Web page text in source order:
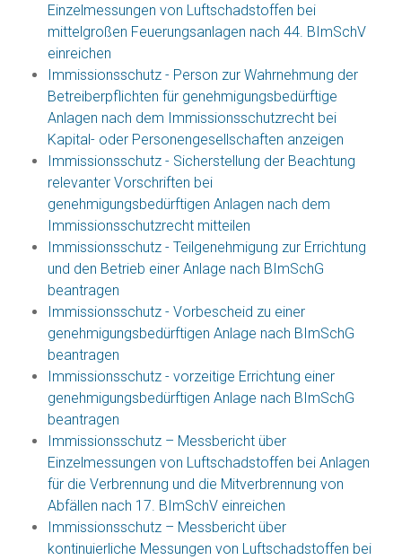
Einzelmessungen von Luftschadstoffen bei
mittelgroßen Feuerungsanlagen nach 44. BImSchV
einreichen
Immissionsschutz - Person zur Wahrnehmung der
Betreiberpflichten für genehmigungsbedürftige
Anlagen nach dem Immissionsschutzrecht bei
Kapital- oder Personengesellschaften anzeigen
Immissionsschutz - Sicherstellung der Beachtung
relevanter Vorschriften bei
genehmigungsbedürftigen Anlagen nach dem
Immissionsschutzrecht mitteilen
Immissionsschutz - Teilgenehmigung zur Errichtung
und den Betrieb einer Anlage nach BImSchG
beantragen
Immissionsschutz - Vorbescheid zu einer
genehmigungsbedürftigen Anlage nach BImSchG
beantragen
Immissionsschutz - vorzeitige Errichtung einer
genehmigungsbedürftigen Anlage nach BImSchG
beantragen
Immissionsschutz – Messbericht über
Einzelmessungen von Luftschadstoffen bei Anlagen
für die Verbrennung und die Mitverbrennung von
Abfällen nach 17. BImSchV einreichen
Immissionsschutz – Messbericht über
kontinuierliche Messungen von Luftschadstoffen bei